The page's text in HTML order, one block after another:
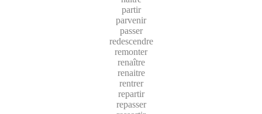
partir
parvenir
passer
redescendre
remonter
renaître
renaitre
rentrer
repartir
repasser